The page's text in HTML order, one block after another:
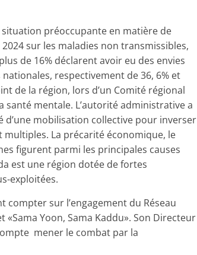
préoccupante en matière de
sur les maladies non transmissibles,
de 16% déclarent avoir eu des envies
respectivement de 36, 6% et
de la région, lors d’un Comité régional
mentale. L’autorité administrative a
mobilisation collective pour inverser
La précarité économique, le
figurent parmi les principales causes
est une région dotée de fortes
exploitées.
compter sur l’engagement du Réseau
Yoon, Sama Kaddu». Son Directeur
mener le combat par la